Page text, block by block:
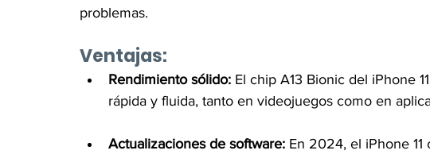
problemas.
Ventajas:
Rendimiento sólido: El chip A13 Bionic del iPhone
rápida y fluida, tanto en videojuegos como en
Actualizaciones de software: En 2024, el iPhone